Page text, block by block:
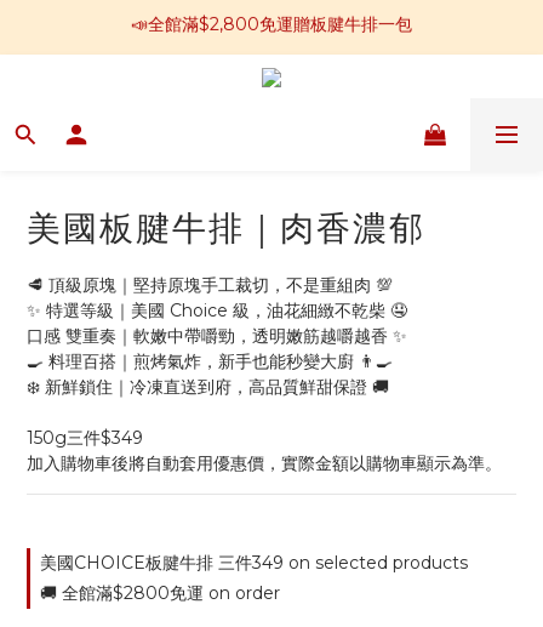
📣全館滿$2,800免運贈板腱牛排一包
回傳好評可再領購物金100
📢加入官方LINE 獲得免運卷250元
美國板腱牛排｜肉香濃郁
🥩 頂級原塊｜堅持原塊手工裁切，不是重組肉 💯
✨ 特選等級｜美國 Choice 級，油花細緻不乾柴 🤤
口感 雙重奏｜軟嫩中帶嚼勁，透明嫩筋越嚼越香 ✨
🍳 料理百搭｜煎烤氣炸，新手也能秒變大廚 👨‍🍳
❄️ 新鮮鎖住｜冷凍直送到府，高品質鮮甜保證 🚚
150g三件$349
加入購物車後將自動套用優惠價，實際金額以購物車顯示為準。
美國CHOICE板腱牛排 三件349 on selected products
🚚 全館滿$2800免運 on order